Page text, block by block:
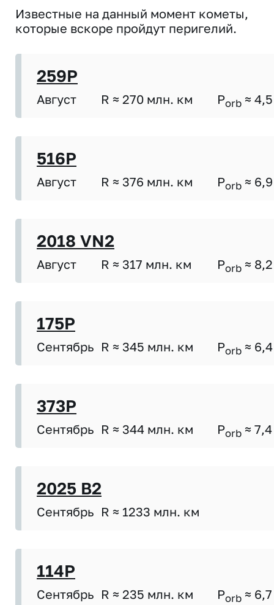
Известные на данный момент кометы,
которые вскоре пройдут перигелий.
259P
Август R ≈ 270 млн. км Porb ≈ 4,5
516P
Август R ≈ 376 млн. км Porb ≈ 6,9
2018 VN2
Август R ≈ 317 млн. км Porb ≈ 8,2
175P
Сентябрь R ≈ 345 млн. км Porb ≈ 6,4
373P
Сентябрь R ≈ 344 млн. км Porb ≈ 7,4
2025 B2
Сентябрь R ≈ 1233 млн. км
114P
Сентябрь R ≈ 235 млн. км Porb ≈ 6,7